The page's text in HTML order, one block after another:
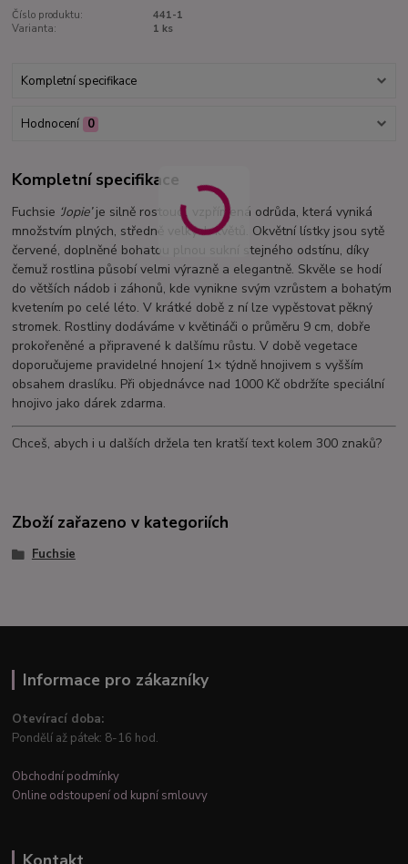
Číslo produktu:
441-1
Varianta:
1 ks
Kompletní specifikace
Hodnocení 0
Kompletní specifikace
Fuchsie ‘Jopie’je silně rostoucí, vzpřímená odrůda, která vyniká
množstvím plných, středně velkých květů. Okvětní lístky jsou sytě
červené, doplněné bohatou plnou sukní stejného odstínu, díky
čemuž rostlina působí velmi výrazně a elegantně. Skvěle se hodí
do větších nádob i záhonů, kde vynikne svým vzrůstem a bohatým
kvetením po celé léto. V krátké době z ní lze vypěstovat pěkný
stromek. Rostliny dodáváme v květináči o průměru 9 cm, dobře
prokořeněné a připravené k dalšímu růstu. V době vegetace
doporučujeme pravidelné hnojení 1× týdně hnojivem s vyšším
obsahem draslíku. Při objednávce nad 1000 Kč obdržíte speciální
hnojivo jako dárek zdarma.
Chceš, abych i u dalších držela ten kratší text kolem 300 znaků?
Zboží zařazeno v kategoriích
Fuchsie
Informace pro zákazníky
Otevírací doba:
Pondělí až pátek: 8-16 hod.
Obchodní podmínky
Online odstoupení od kupní smlouvy